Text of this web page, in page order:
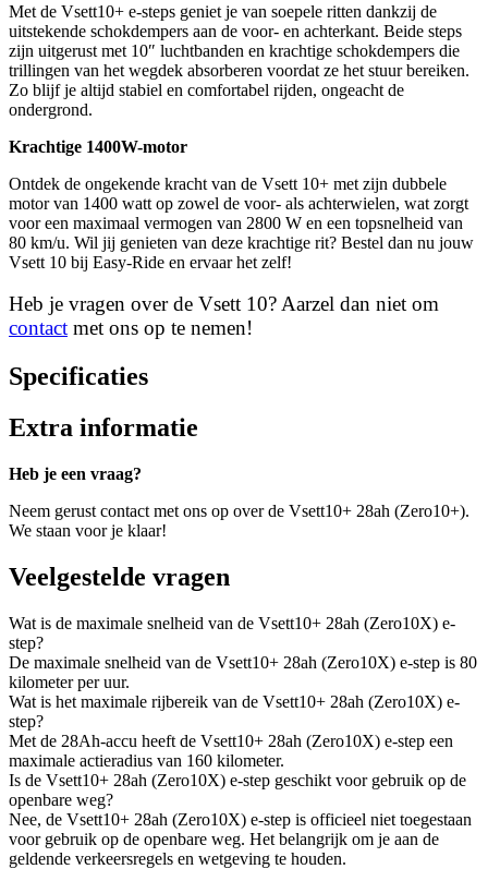
Met de Vsett10+ e-steps geniet je van soepele ritten dankzij de
uitstekende schokdempers aan de voor- en achterkant. Beide steps
zijn uitgerust met 10″ luchtbanden en krachtige schokdempers die
trillingen van het wegdek absorberen voordat ze het stuur bereiken.
Zo blijf je altijd stabiel en comfortabel rijden, ongeacht de
ondergrond.
Krachtige 1400W-motor
Ontdek de ongekende kracht van de Vsett 10+ met zijn dubbele
motor van 1400 watt op zowel de voor- als achterwielen, wat zorgt
voor een maximaal vermogen van 2800 W en een topsnelheid van
80 km/u. Wil jij genieten van deze krachtige rit? Bestel dan nu jouw
Vsett 10 bij Easy-Ride en ervaar het zelf!
Heb je vragen over de Vsett 10? Aarzel dan niet om
contact met ons op te nemen!
Specificaties
Extra informatie
Heb je een vraag?
Neem gerust contact met ons op over de Vsett10+ 28ah (Zero10+).
We staan voor je klaar!
Veelgestelde vragen
Wat is de maximale snelheid van de Vsett10+ 28ah (Zero10X) e-
step?
De maximale snelheid van de Vsett10+ 28ah (Zero10X) e-step is 80
kilometer per uur.
Wat is het maximale rijbereik van de Vsett10+ 28ah (Zero10X) e-
step?
Met de 28Ah-accu heeft de Vsett10+ 28ah (Zero10X) e-step een
maximale actieradius van 160 kilometer.
Is de Vsett10+ 28ah (Zero10X) e-step geschikt voor gebruik op de
openbare weg?
Nee, de Vsett10+ 28ah (Zero10X) e-step is officieel niet toegestaan
voor gebruik op de openbare weg. Het belangrijk om je aan de
geldende verkeersregels en wetgeving te houden.